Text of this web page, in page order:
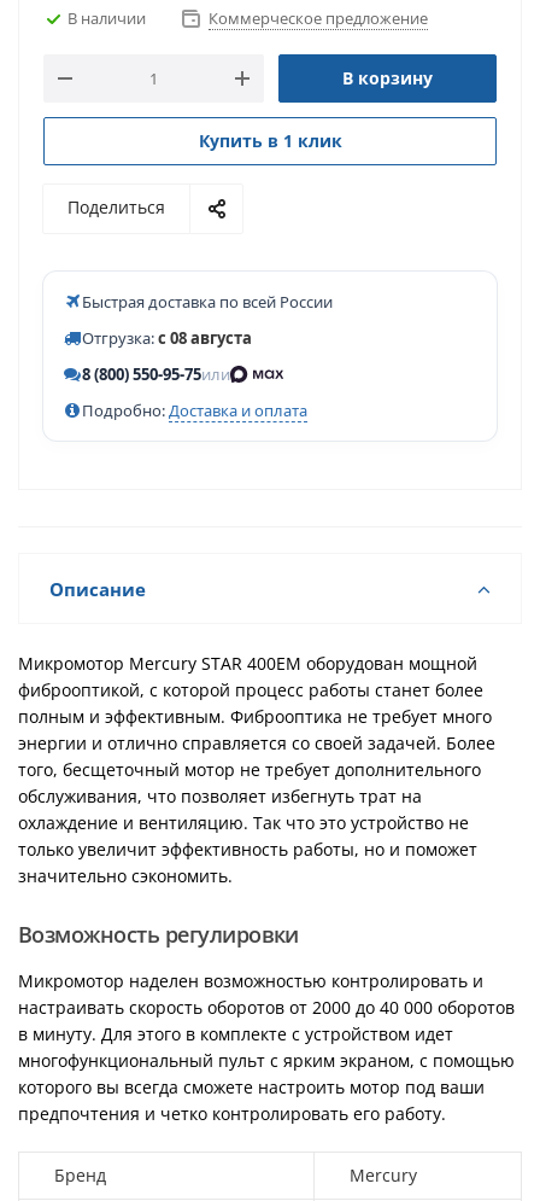
В наличии Коммерческое предложение
В корзину
Купить в 1 клик
Поделиться
Быстрая доставка по всей России
Отгрузка:с 08 августа
8 (800) 550-95-75или
Подробно:Доставка и оплата
Описание
Микромотор Mercury STAR 400EM оборудован мощной
фиброоптикой, с которой процесс работы станет более
полным и эффективным. Фиброоптика не требует много
энергии и отлично справляется со своей задачей. Более
того, бесщеточный мотор не требует дополнительного
обслуживания, что позволяет избегнуть трат на
охлаждение и вентиляцию. Так что это устройство не
только увеличит эффективность работы, но и поможет
значительно сэкономить.
Возможность регулировки
Микромотор наделен возможностью контролировать и
настраивать скорость оборотов от 2000 до 40 000 оборотов
в минуту. Для этого в комплекте с устройством идет
многофункциональный пульт с ярким экраном, с помощью
которого вы всегда сможете настроить мотор под ваши
предпочтения и четко контролировать его работу.
Бренд Mercury